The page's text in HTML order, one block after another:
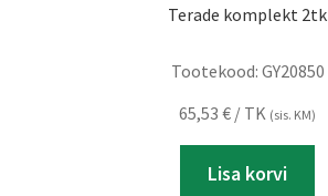
Terade komplekt 2tk
Tootekood: GY20850
65,53 € / TK (sis. KM)
Lisa korvi